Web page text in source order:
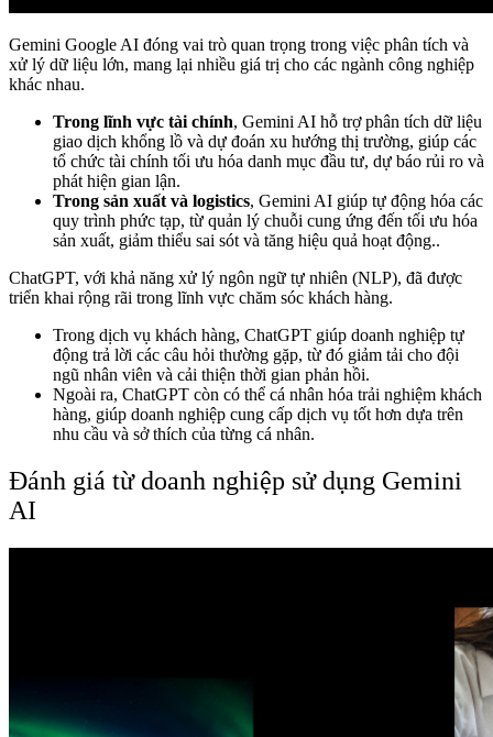
Gemini Google AI đóng vai trò quan trọng trong việc phân tích và
xử lý dữ liệu lớn, mang lại nhiều giá trị cho các ngành công nghiệp
khác nhau.
Trong lĩnh vực tài chính, Gemini AI hỗ trợ phân tích dữ liệu
giao dịch khổng lồ và dự đoán xu hướng thị trường, giúp các
tổ chức tài chính tối ưu hóa danh mục đầu tư, dự báo rủi ro và
phát hiện gian lận.
Trong sản xuất và logistics, Gemini AI giúp tự động hóa các
quy trình phức tạp, từ quản lý chuỗi cung ứng đến tối ưu hóa
sản xuất, giảm thiểu sai sót và tăng hiệu quả hoạt động..
ChatGPT, với khả năng xử lý ngôn ngữ tự nhiên (NLP), đã được
triển khai rộng rãi trong lĩnh vực chăm sóc khách hàng.
Trong dịch vụ khách hàng, ChatGPT giúp doanh nghiệp tự
động trả lời các câu hỏi thường gặp, từ đó giảm tải cho đội
ngũ nhân viên và cải thiện thời gian phản hồi.
Ngoài ra, ChatGPT còn có thể cá nhân hóa trải nghiệm khách
hàng, giúp doanh nghiệp cung cấp dịch vụ tốt hơn dựa trên
nhu cầu và sở thích của từng cá nhân.
Đánh giá từ doanh nghiệp sử dụng Gemini
AI